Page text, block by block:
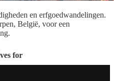
en erfgoedwandelingen.
België, voor een
for